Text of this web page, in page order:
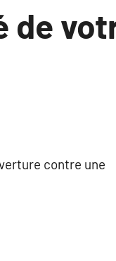
de
contre une